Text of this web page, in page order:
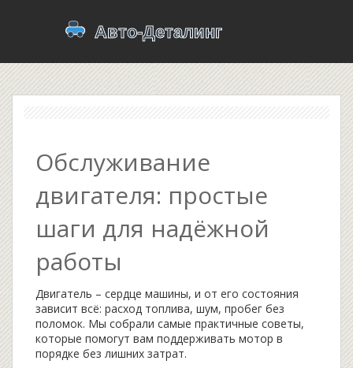
Обслуживание
двигателя: простые
шаги для надёжной
работы
Двигатель – сердце машины, и от его состояния
зависит всё: расход топлива, шум, пробег без
поломок. Мы собрали самые практичные советы,
которые помогут вам поддерживать мотор в
порядке без лишних затрат.